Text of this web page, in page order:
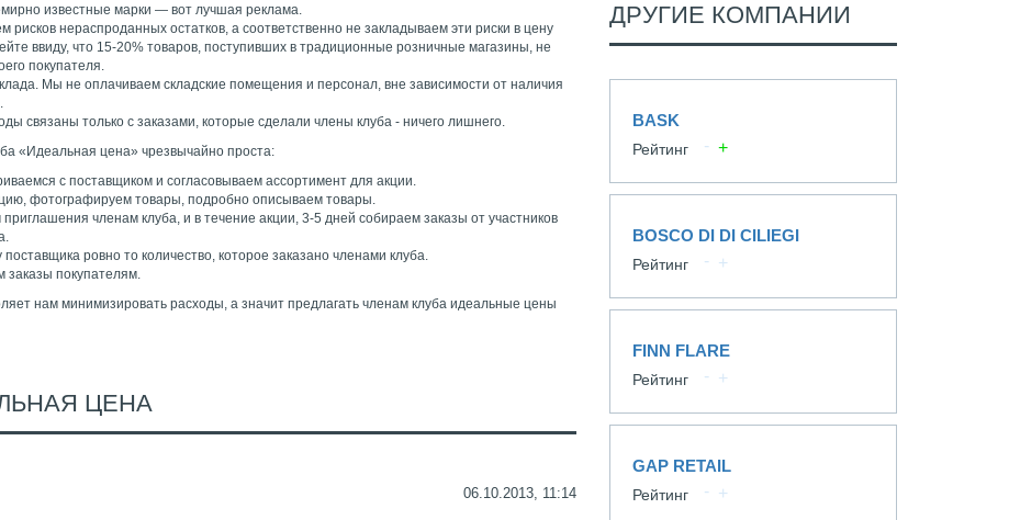
известные марки — вот лучшая реклама.
рисков нераспроданных остатков, а соответственно не закладываем эти риски в цену
ввиду, что 15-20% товаров, поступивших в традиционные розничные магазины, не
покупателя.
Мы не оплачиваем складские помещения и персонал, вне зависимости от наличия
связаны только с заказами, которые сделали члены клуба - ничего лишнего.
«Идеальная цена» чрезвычайно проста:
с поставщиком и согласовываем ассортимент для акции.
фотографируем товары, подробно описываем товары.
членам клуба, и в течение акции, 3-5 дней собираем заказы от участников
поставщика ровно то количество, которое заказано членами клуба.
заказы покупателям.
нам минимизировать расходы, а значит предлагать членам клуба идеальные цены
ЦЕНА
06.10.2013, 11:14
ДРУГИЕ КОМПАНИИ
BASK
Рейтинг
BOSCO DI DI CILIEGI
Рейтинг
FINN FLARE
Рейтинг
GAP RETAIL
Рейтинг